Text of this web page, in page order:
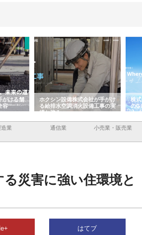
舗
ホクシン設備株式会社が手がけ
る給排水空調消火設備工事の実
績と強み
株式会社
のGISイ
入メリッ
造業 通信業 小売業・販売業
災害に強い住環境と
はてブ